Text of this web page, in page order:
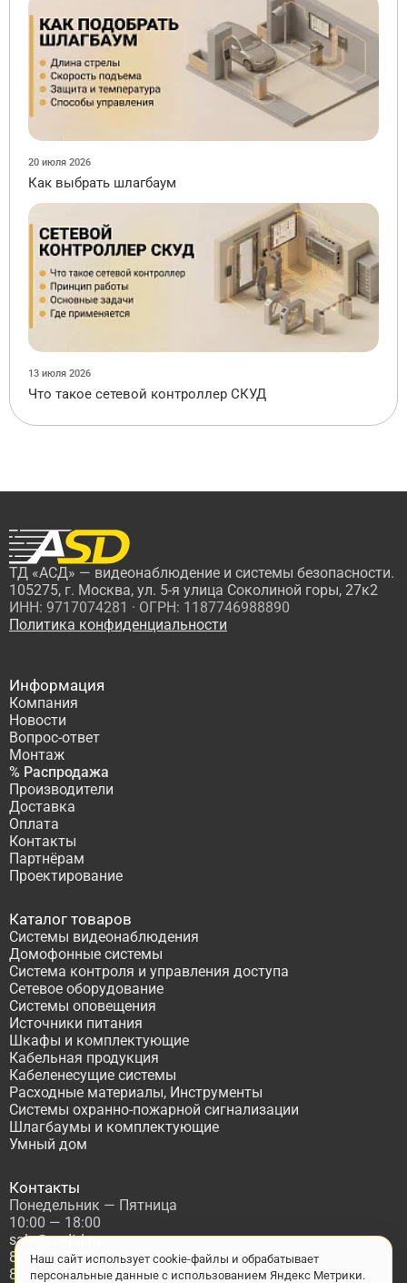
20 июля 2026
Как выбрать шлагбаум
13 июля 2026
Что такое сетевой контроллер СКУД
ТД «АСД» — видеонаблюдение и системы безопасности.
105275, г. Москва, ул. 5-я улица Соколиной горы, 27к2
ИНН: 9717074281 · ОГРН: 1187746988890
Политика конфиденциальности
Информация
Компания
Новости
Вопрос-ответ
Монтаж
% Распродажа
Производители
Доставка
Оплата
Контакты
Партнёрам
Проектирование
Каталог товаров
Системы видеонаблюдения
Домофонные системы
Система контроля и управления доступа
Сетевое оборудование
Системы оповещения
Источники питания
Шкафы и комплектующие
Кабельная продукция
Кабеленесущие системы
Расходные материалы, Инструменты
Системы охранно-пожарной сигнализации
Шлагбаумы и комплектующие
Умный дом
Контакты
Понедельник — Пятница
10:00 — 18:00
sale@asdtd.ru
8(495)677-95-20
8(800)555-06-68
Наш сайт использует cookie-файлы и обрабатывает
персональные данные с использованием Яндекс Метрики.